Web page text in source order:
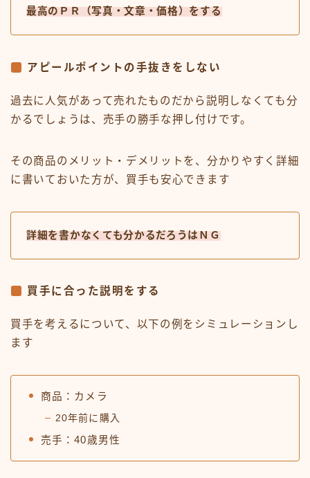
最高のＰＲ（写真・文章・価格）をする
アピールポイントの手抜きをしない
過去に人気があって売れたものだから説明しなくても分
かるでしょうは、売手の勝手な押し付けです。
その商品のメリット・デメリットを、分かりやすく詳細
に書いておいた方が、買手も安心できます
詳細を書かなくても分かるだろうはＮＧ
買手に合った説明をする
買手を考えるについて、以下の例をシミュレーションし
ます
商品：カメラ
20年前に購入
売手：40歳男性